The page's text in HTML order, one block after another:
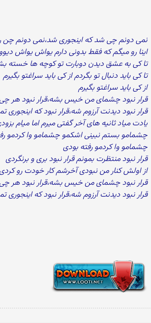
نمی دونم چی شد که اینجوری شد،نمی دونم چن
اینا رو میگم که فقط بدونی دارم یواش یواش
تا کی به عشق دیدن دوبارت تو کوچه ها خسته
تا کی باید دنبال تو بگردم از کی باید سراغتو بگیرم
از کی باید سراغتو بگیرم
قرار نبود چشمای من خیس بشه،قرار نبود هر
قرار نبود دیدنت آرزوم شه،قرار نبود که اینجوری
یادت میاد ثانیه های آخر گفتی میرم اما میام
چشمامو بستم نبینی اشکمو چشمامو وا کردمو
چشمامو وا کردمو رفته بودی
قرار نبود منتظرت بمونم قرار نبود بری و برنگردی
از اولش کنار من نبودی آخرشم کار خودت رو
قرار نبود چشمای من خیس بشه،قرار نبود هر
قرار نبود دیدنت آرزوم شه،قرار نبود که اینجوری